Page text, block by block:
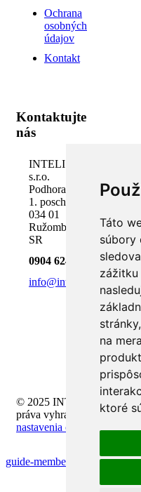
Táto
súbory
zážitku
stránky,
na
ktoré
Ochrana
osobných
údajov
Kontakt
Kontaktujte
nás
INTELI.SK,
s.r.o.
Podhora 18,
1. poschodie
034 01
Ružomberok,
SR
0904 624 918
info@inteli.sk
© 2025 INTELI.SK, s.r.o.,
práva vyhradené -
upraviť
nastavenia cookies
guide-membedakan-demo-